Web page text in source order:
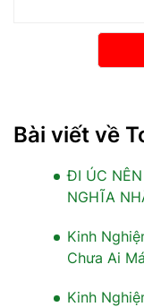
Bài viết về
ĐI ÚC
NGHĨA
Kinh
Chưa Ai
Kinh